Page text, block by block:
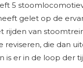
5
gelet op de
rijden van
die dan
is er in de loop der